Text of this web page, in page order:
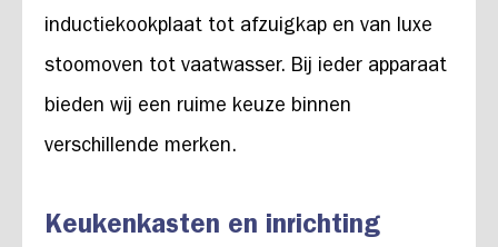
inductiekookplaat tot afzuigkap en van luxe
stoomoven tot vaatwasser. Bij ieder apparaat
bieden wij een ruime keuze binnen
verschillende merken.
Keukenkasten en inrichting